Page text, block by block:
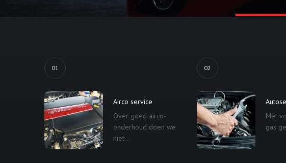
01
Airco service
Over goed airco-
onderhoud doen we
niet...
02
Met
gas